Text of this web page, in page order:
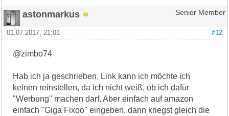
astonmarkus Senior Member
#12
01.07.2017, 21:01
@zimbo74
Hab ich ja geschrieben, Link kann ich möchte ich
keinen reinstellen, da ich nicht weiß, ob ich dafür
"Werbung" machen darf. Aber einfach auf amazon
einfach "Giga Fixoo" eingeben, dann kriegst gleich die